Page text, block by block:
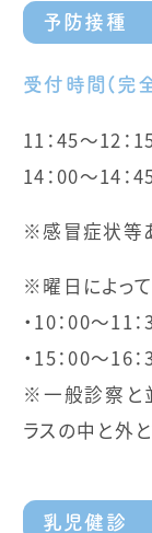
予防接種
受付時間(完
11：45～12：
14：00～14：
※感冒症状等
※曜日によっ
・10：00～11
・15：00～16
※一般診察と
ラスの中と外
乳児健診